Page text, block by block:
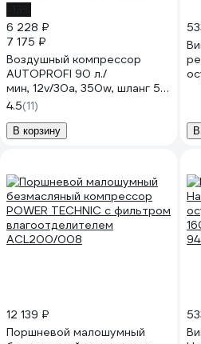
6 228 ₽
7 175 ₽
Воздушный компрессор
AUTOPROFI 90 л./
мин, 12v/30a, 350w, шланг 5 м.,
х переходников для надувн.
AK-900
4.5(11)
В корзину
12 139 ₽
Поршневой малошумный